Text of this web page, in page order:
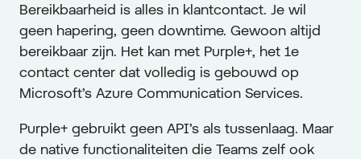
Bereikbaarheid is alles in klantcontact. Je wil
geen hapering, geen downtime. Gewoon altijd
bereikbaar zijn. Het kan met Purple+, het 1e
contact center dat volledig is gebouwd op
Microsoft’s Azure Communication Services.
Purple+ gebruikt geen API’s als tussenlaag. Maar
de native functionaliteiten die Teams zelf ook